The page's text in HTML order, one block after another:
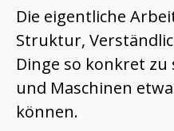
Die eigentliche
Struktur,
Dinge so konkret zu
und Maschinen
können.